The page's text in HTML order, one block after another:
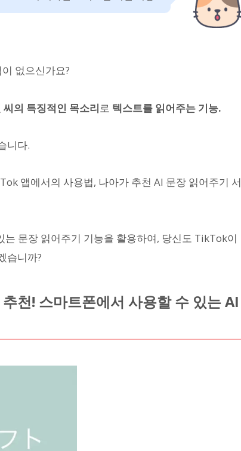
없으신가요?
씨의 특징적인 목소리 로 텍스트를 읽어주는 기능.
니다.
앱에서의 사용법, 나아가 추천 AI 문장 읽어주기 서
문장 읽어주기 기능을 활용하여, 당신도 TikTok이
습니까?
천! 스마트폰에서 사용할 수 있는 AI